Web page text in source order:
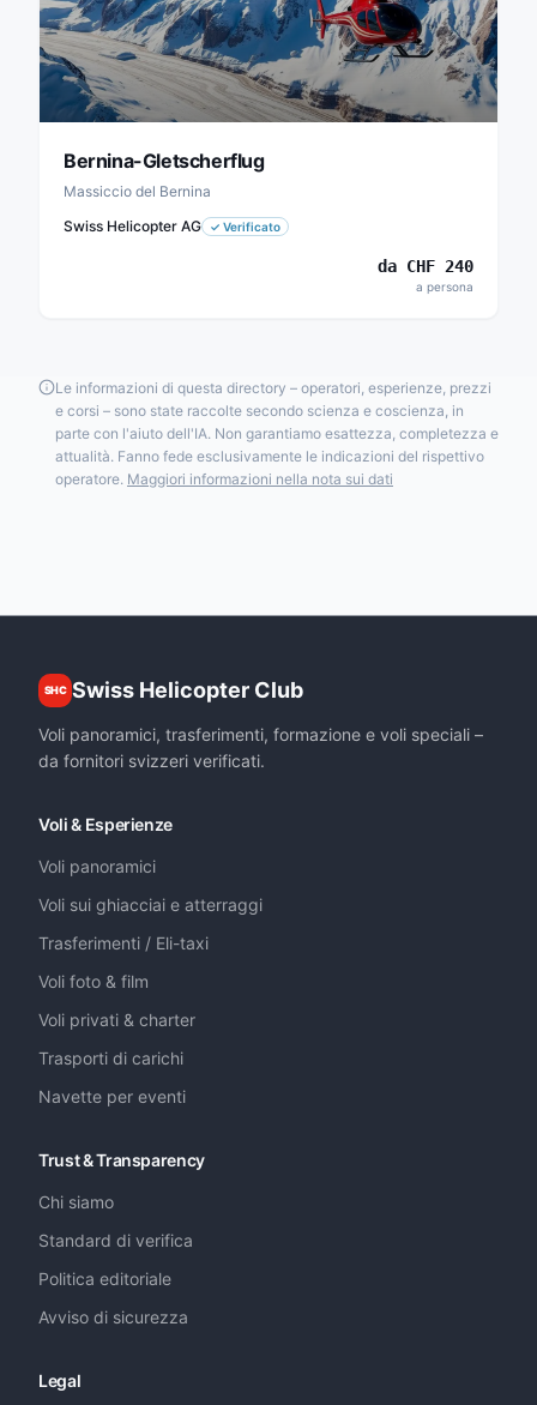
Bernina-Gletscherflug
Massiccio del Bernina
Swiss Helicopter AG
✓ Verificato
da CHF 240
a persona
Le informazioni di questa directory – operatori, esperienze, prezzi
e corsi – sono state raccolte secondo scienza e coscienza, in
parte con l'aiuto dell'IA. Non garantiamo esattezza, completezza e
attualità. Fanno fede esclusivamente le indicazioni del rispettivo
operatore. Maggiori informazioni nella nota sui dati
SHC Swiss Helicopter Club
Voli panoramici, trasferimenti, formazione e voli speciali –
da fornitori svizzeri verificati.
Voli & Esperienze
Voli panoramici
Voli sui ghiacciai e atterraggi
Trasferimenti / Eli-taxi
Voli foto & film
Voli privati & charter
Trasporti di carichi
Navette per eventi
Trust & Transparency
Chi siamo
Standard di verifica
Politica editoriale
Avviso di sicurezza
Legal